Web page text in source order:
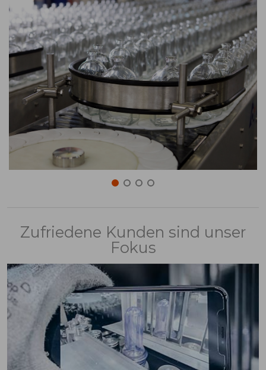
Zufriedene Kunden sind unser
Fokus